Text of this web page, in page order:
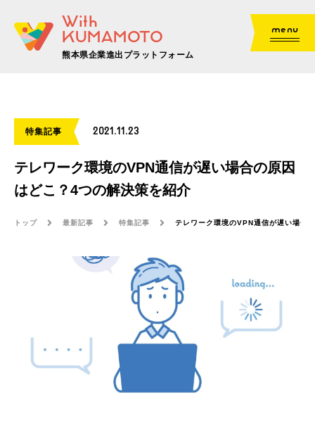
With
KUMAMOTO
熊本県企業進出プラットフォーム
menu
特集記事 2021.11.23
テレワーク環境のVPN通信が遅い場合の原因
はどこ？4つの解決策を紹介
トップ 最新記事 特集記事 テレワーク環境のVPN通信が遅い場合